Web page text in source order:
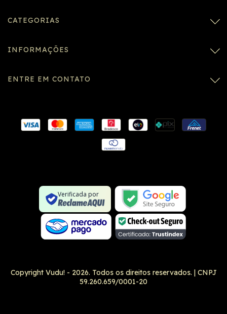
CATEGORIAS
INFORMAÇÕES
ENTRE EM CONTATO
Verificada por
Não é um site na lista negra
Google Safe Browsing
Copyright Vudu! - 2026. Todos os direitos reservados.